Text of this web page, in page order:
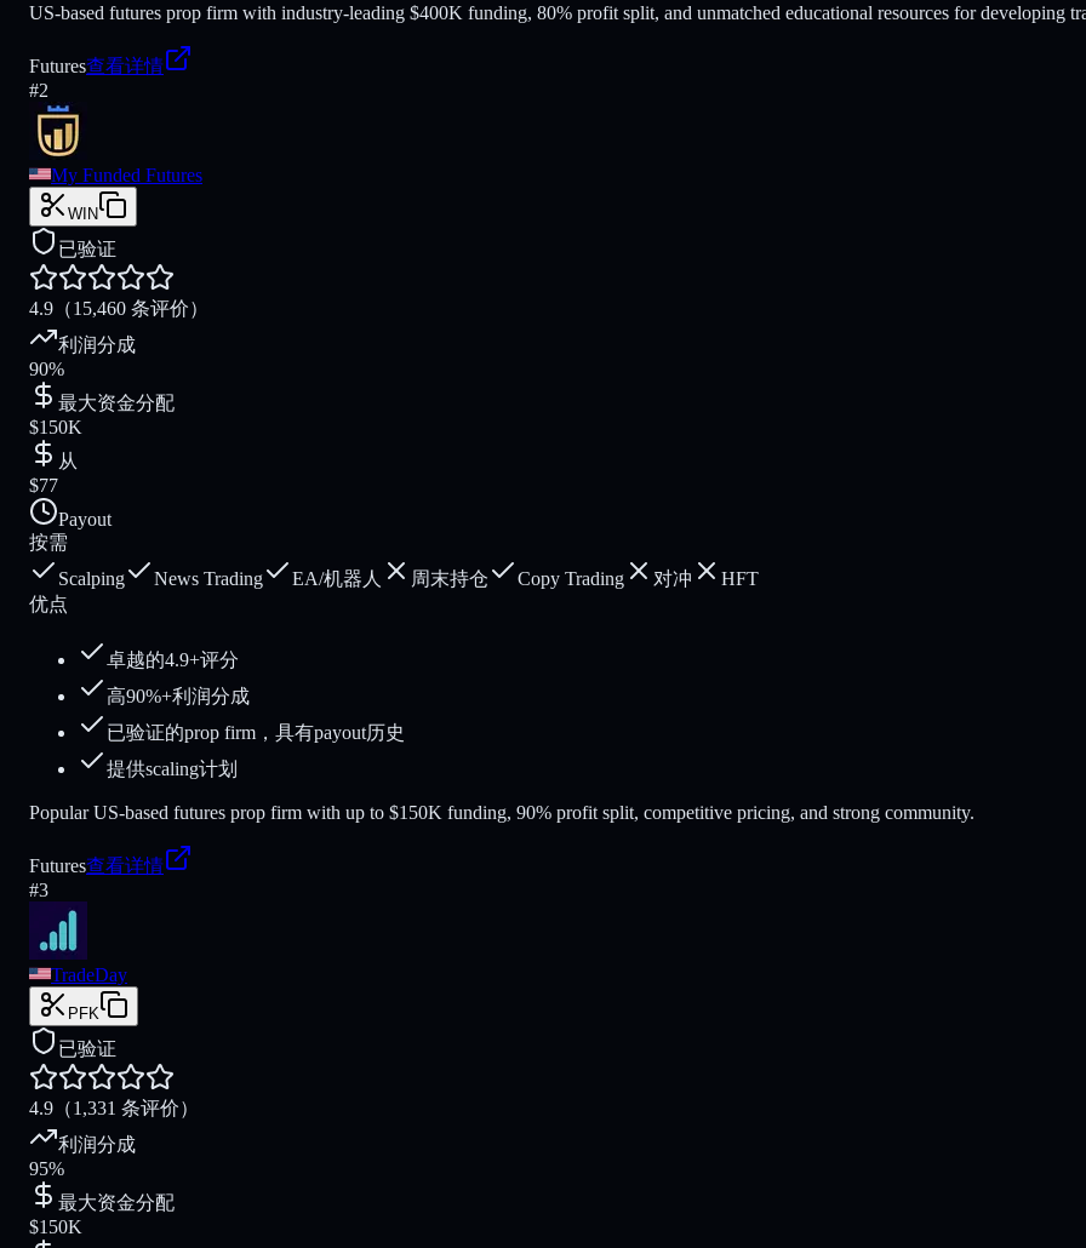
US-based futures prop firm with industry-leading $400K funding, 80% profit split, and unmatched educational resources for developing
Futures查看详情
#2
My Funded Futures
WIN
已验证
4.9 （15,460 条评价）
利润分成
90%
最大资金分配
$150K
从
$77
Payout
按需
Scalping
News Trading EA/机器人 周末持仓 Copy Trading 对冲
HFT
优点
卓越的4.9+评分
高90%+利润分成
已验证的prop firm，具有payout历史
提供scaling计划
Popular US-based futures prop firm with up to $150K funding, 90% profit split, competitive pricing, and strong community.
Futures查看详情
#3
TradeDay
PFK
已验证
4.9 （1,331 条评价）
利润分成
95%
最大资金分配
$150K